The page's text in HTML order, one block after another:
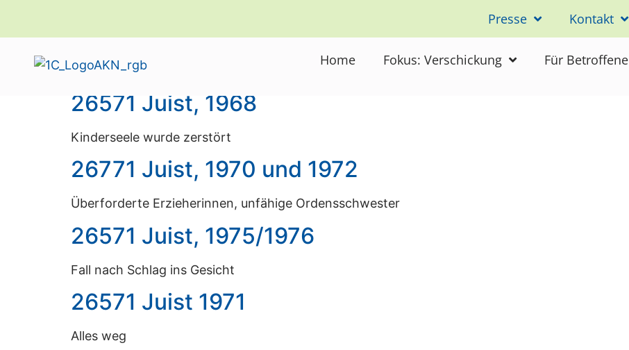
Presse Kontakt
Home Fokus: Verschickung Für Betroffene
Schlagwort:
26571 Juist, 1968
Kinderseele wurde zerstört
26771 Juist, 1970 und 1972
Überforderte Erzieherinnen, unfähige Ordensschwester
26571 Juist, 1975/1976
Fall nach Schlag ins Gesicht
26571 Juist 1971
Alles weg